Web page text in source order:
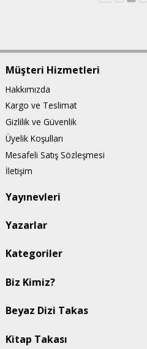
Müşteri Hizmetleri
Hakkımızda
Kargo ve Teslimat
Gizlilik ve Güvenlik
Üyelik Koşulları
Mesafeli Satış Sözleşmesi
İletişim
Yayınevleri
Yazarlar
Kategoriler
Biz Kimiz?
Beyaz Dizi Takas
Kitap Takası